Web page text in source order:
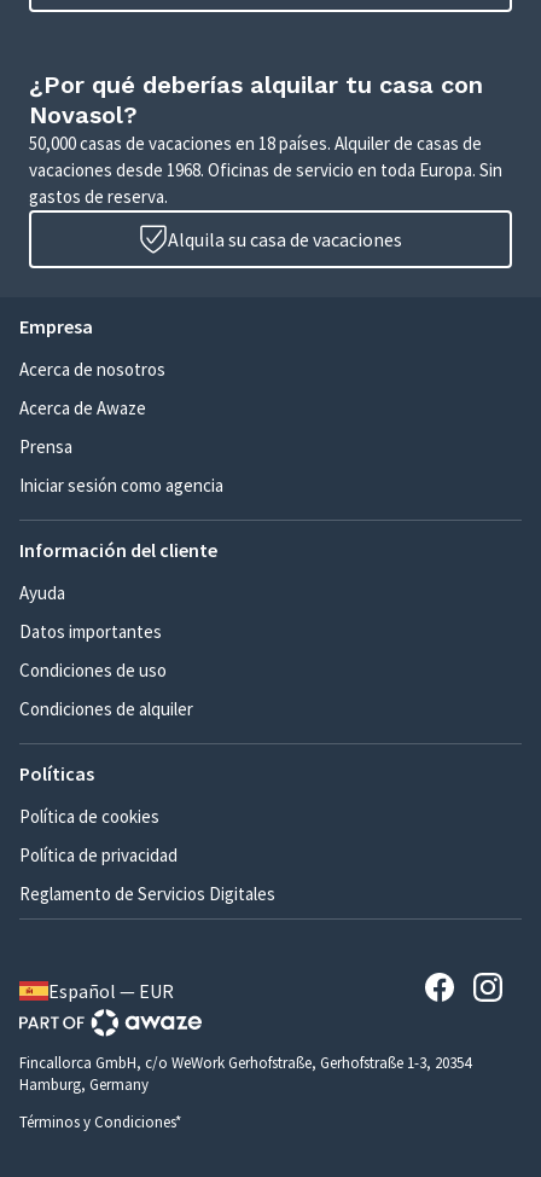
¿Por qué deberías alquilar tu casa con
Novasol?
50,000 casas de vacaciones en 18 países. Alquiler de casas de
vacaciones desde 1968. Oficinas de servicio en toda Europa. Sin
gastos de reserva.
Alquila su casa de vacaciones
Empresa
Acerca de nosotros
Acerca de Awaze
Prensa
Iniciar sesión como agencia
Información del cliente
Ayuda
Datos importantes
Condiciones de uso
Condiciones de alquiler
Políticas
Política de cookies
Política de privacidad
Reglamento de Servicios Digitales
Español — EUR
Fincallorca GmbH, c/o WeWork Gerhofstraße, Gerhofstraße 1-3, 20354
Hamburg, Germany
Términos y Condiciones*